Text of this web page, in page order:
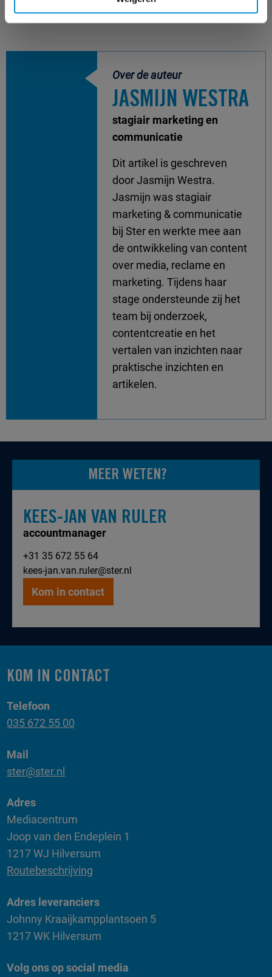
Over de auteur
JASMIJN WESTRA
stagiair marketing en
communicatie
Dit artikel is geschreven
door Jasmijn Westra.
Jasmijn was stagiair
marketing & communicatie
bij Ster en werkte mee aan
de ontwikkeling van content
over media, reclame en
marketing. Tijdens haar
stage ondersteunde zij het
team bij onderzoek,
contentcreatie en het
vertalen van inzichten naar
praktische inzichten en
artikelen.
MEER WETEN?
KEES-JAN VAN RULER
accountmanager
+31 35 672 55 64
kees-jan.van.ruler@ster.nl
Kom in contact
KOM IN CONTACT
Telefoon
035 672 55 00
Mail
ster@ster.nl
Adres
Mediacentrum
Joop van den Endeplein 1
1217 WJ Hilversum
Routebeschrijving
Adres leveranciers
Johnny Kraaijkampplantsoen 5
1217 WK Hilversum
Volg ons op social media